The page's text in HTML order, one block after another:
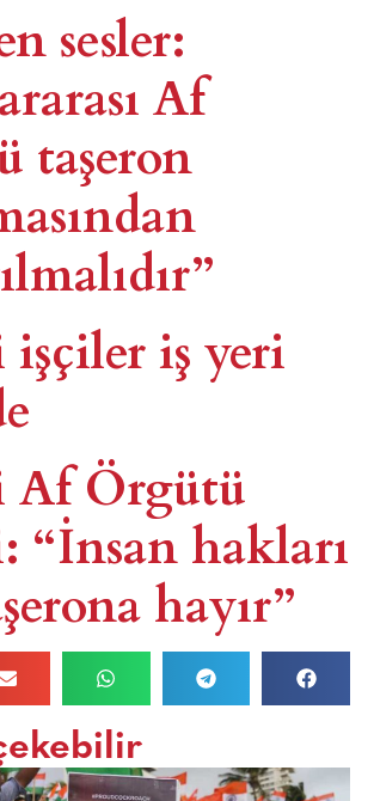
sesler:
Af
taşeron
işçiler iş yeri
Af Örgütü
“İnsan hakları
hayır”​